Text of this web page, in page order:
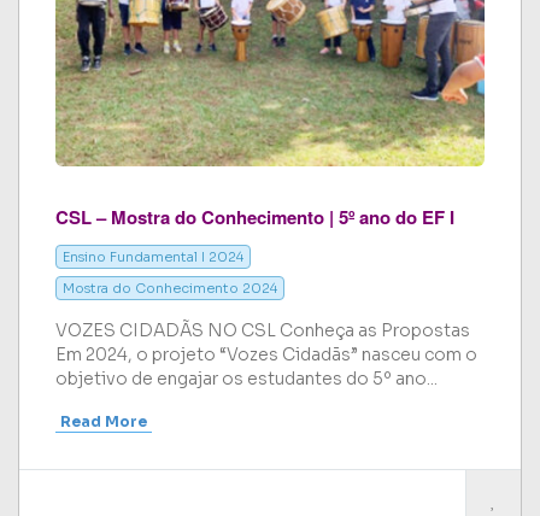
CSL – Mostra do Conhecimento | 5º ano do EF I
Ensino Fundamental I 2024
Mostra do Conhecimento 2024
VOZES CIDADÃS NO CSL Conheça as Propostas
Em 2024, o projeto “Vozes Cidadãs” nasceu com o
objetivo de engajar os estudantes do 5º ano...
Read More